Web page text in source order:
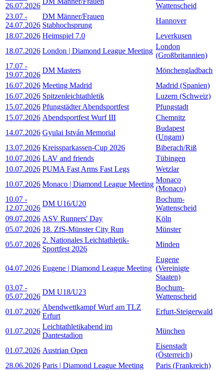
26.07.2026
Wattenscheid
23.07 -
24.07.2026
DM Männer/Frauen
Stabhochsprung
Hannover
18.07.2026 Heimspiel 7.0
Leverkusen
18.07.2026 London | Diamond League Meeting
London
(Großbritannien)
17.07 -
19.07.2026
DM Masters
Mönchengladbach
16.07.2026 Meeting Madrid
Madrid (Spanien)
16.07.2026 Spitzenleichtathletik
Luzern (Schweiz)
15.07.2026 Pfungstädter Abendsportfest
Pfungstadt
15.07.2026 Abendsportfest Wurf III
Chemnitz
14.07.2026 Gyulai István Memorial
Budapest
(Ungarn)
13.07.2026 Kreissparkassen-Cup 2026
Biberach/Riß
10.07.2026 LAV and friends
Tübingen
10.07.2026 PUMA Fast Arms Fast Legs
Wetzlar
10.07.2026 Monaco | Diamond League Meeting
Monaco
(Monaco)
10.07 -
12.07.2026
DM U16/U20
Bochum-
Wattenscheid
09.07.2026 ASV Runners' Day
Köln
05.07.2026 18. ZfS-Münster City Run
Münster
05.07.2026
2. Nationales Leichtathletik-
Sportfest 2026
Minden
04.07.2026 Eugene | Diamond League Meeting
Eugene
(Vereinigte
Staaten)
03.07 -
05.07.2026
DM U18/U23
Bochum-
Wattenscheid
01.07.2026
Abendwettkampf Wurf am TLZ
Erfurt
Erfurt-Steigerwald
01.07.2026
Leichtathletikabend im
Dantestadion
München
01.07.2026 Austrian Open
Eisenstadt
(Österreich)
28.06.2026 Paris | Diamond League Meeting
Paris (Frankreich)